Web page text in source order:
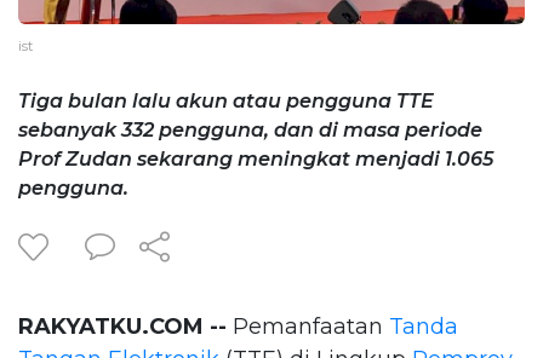
ist
Tiga bulan lalu akun atau pengguna TTE
sebanyak 332 pengguna, dan di masa periode
Prof Zudan sekarang meningkat menjadi 1.065
pengguna.
RAKYATKU.COM -- Pemanfaatan Tanda